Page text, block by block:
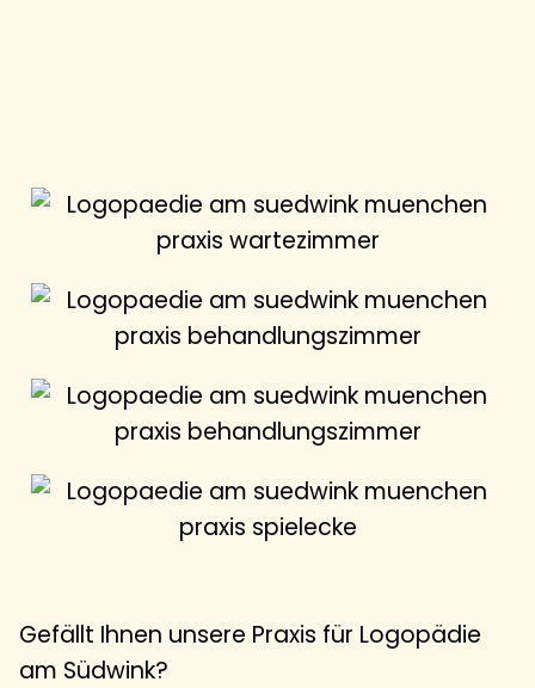
Gefällt Ihnen unsere Praxis für Logopädie
am Südwink?